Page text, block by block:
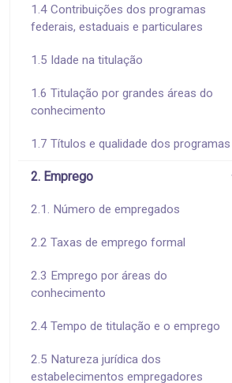
1.4 Contribuições dos programas
federais, estaduais e particulares
1.5 Idade na titulação
1.6 Titulação por grandes áreas do
conhecimento
1.7 Títulos e qualidade dos programas
2. Emprego
2.1. Número de empregados
2.2 Taxas de emprego formal
2.3 Emprego por áreas do
conhecimento
2.4 Tempo de titulação e o emprego
2.5 Natureza jurídica dos
estabelecimentos empregadores